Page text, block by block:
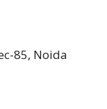
85, Noida